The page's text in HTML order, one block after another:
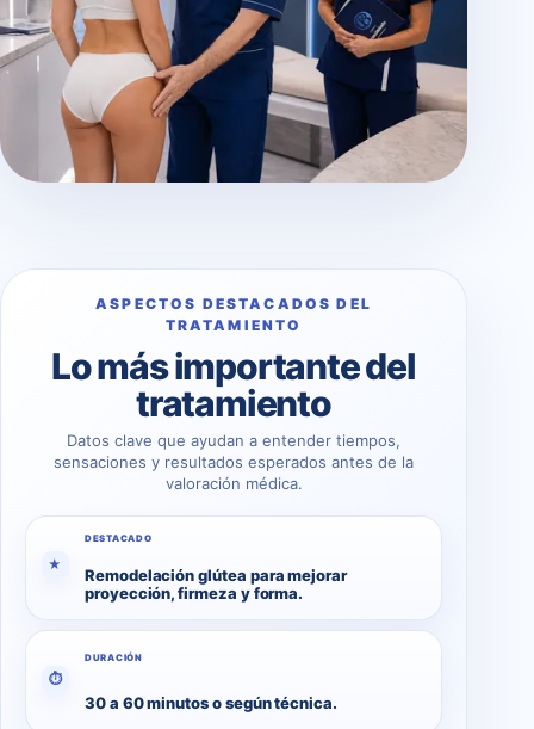
ASPECTOS DESTACADOS DEL
TRATAMIENTO
Lo más importante del
tratamiento
Datos clave que ayudan a entender tiempos,
sensaciones y resultados esperados antes de la
valoración médica.
★
DESTACADO
Remodelación glútea para mejorar
proyección, firmeza y forma.
⏱
DURACIÓN
30 a 60 minutos o según técnica.